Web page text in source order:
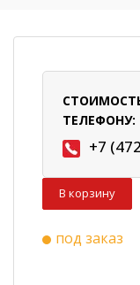
ТЕЛЕФОНУ:
+7
В корзину
под заказ